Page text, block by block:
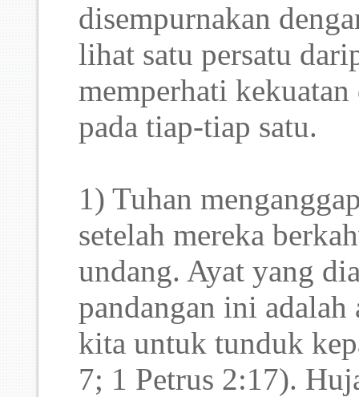
disempurnakan
lihat satu persatu
memperhati
pada tiap-tiap satu.
1) Tuhan
setelah mereka
undang. Ayat yang
pandangan ini
kita untuk tunduk
7; 1 Petrus 2:17).